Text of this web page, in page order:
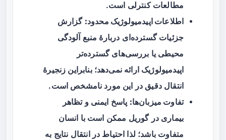
مطالعات کنترلی است.
اطلاعات اپیدمیولوژیک محدود: گزارش
جزئیات گسترده‌ای دربارهٔ منبع آلودگی
محیطی یا بررسی‌های گسترده‌تر
اپیدمیولوژیک ارائه نمی‌دهد؛ بنابراین زنجیرهٔ
انتقال دقیق در این مورد نامشخص است.
تفاوت میزبان‌ها: پاسخ ایمنی و تظاهر
بیماری در گوریل ممکن است با انسان
متفاوت باشد؛ لذا احتیاط در انتقال نتایج به